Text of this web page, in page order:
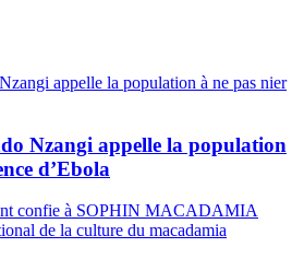
Nzangi appelle la population
d’Ebola